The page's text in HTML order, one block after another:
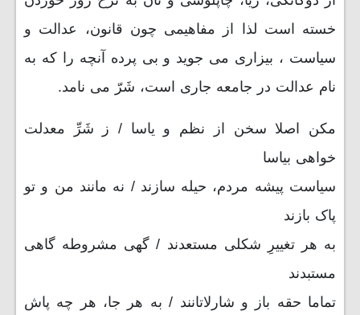
خسته است لذا از مفاهیمی چون قانون، عدالت و
سیاست ، بیزاری می جوید و بی پرده آنچه را که به
نام عدالت در جامعه جاری است، شَرّ می نامد.
مکن اصلا سخن از نظم و یاسا / ز شَرِّ معدلت
خواهی بیاسا
سیاست پیشه مردم، حیله سازند / نه مانند من و تو
پاک بازند
به هر تغییرِ شکلی مستعدند / گهی مشروطه گاهی
مستبدند
تماما حقه باز و شارلاتانند / به هر جا، هر چه پاش